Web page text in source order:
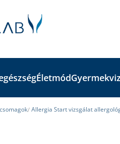
Életmód
Allergia Start vizsgálat